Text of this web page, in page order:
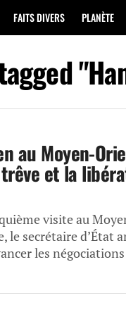
FAITS DIVERS PLANÈTE
au Moyen-
et la
visite au
le secrétaire d’État
les